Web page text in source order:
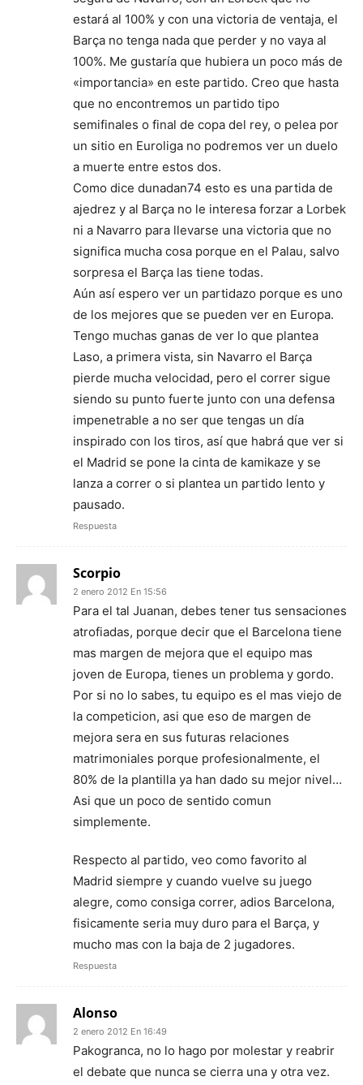
estará al 100% y con una victoria de ventaja, el
Barça no tenga nada que perder y no vaya al
100%. Me gustaría que hubiera un poco más de
«importancia» en este partido. Creo que hasta
que no encontremos un partido tipo
semifinales o final de copa del rey, o pelea por
un sitio en Euroliga no podremos ver un duelo
a muerte entre estos dos.
Como dice dunadan74 esto es una partida de
ajedrez y al Barça no le interesa forzar a Lorbek
ni a Navarro para llevarse una victoria que no
significa mucha cosa porque en el Palau, salvo
sorpresa el Barça las tiene todas.
Aún así espero ver un partidazo porque es uno
de los mejores que se pueden ver en Europa.
Tengo muchas ganas de ver lo que plantea
Laso, a primera vista, sin Navarro el Barça
pierde mucha velocidad, pero el correr sigue
siendo su punto fuerte junto con una defensa
impenetrable a no ser que tengas un día
inspirado con los tiros, así que habrá que ver si
el Madrid se pone la cinta de kamikaze y se
lanza a correr o si plantea un partido lento y
pausado.
Respuesta
Scorpio
2 enero 2012 En 15:56
Para el tal Juanan, debes tener tus sensaciones
atrofiadas, porque decir que el Barcelona tiene
mas margen de mejora que el equipo mas
joven de Europa, tienes un problema y gordo.
Por si no lo sabes, tu equipo es el mas viejo de
la competicion, asi que eso de margen de
mejora sera en sus futuras relaciones
matrimoniales porque profesionalmente, el
80% de la plantilla ya han dado su mejor nivel…
Asi que un poco de sentido comun
simplemente.
Respecto al partido, veo como favorito al
Madrid siempre y cuando vuelve su juego
alegre, como consiga correr, adios Barcelona,
fisicamente seria muy duro para el Barça, y
mucho mas con la baja de 2 jugadores.
Respuesta
Alonso
2 enero 2012 En 16:49
Pakogranca, no lo hago por molestar y reabrir
el debate que nunca se cierra una y otra vez.